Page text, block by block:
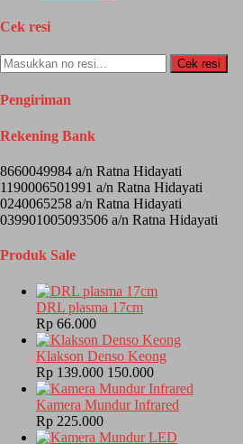
Cek resi
Cek resi
Pengiriman
Rekening Bank
8660049984 a/n Ratna Hidayati
1190006501991 a/n Ratna Hidayati
0240065258 a/n Ratna Hidayati
039901005093506 a/n Ratna Hidayati
Produk Sale
DRL plasma 17cm
Rp 66.000
Klakson Denso Keong
Rp 139.000 150.000
Kamera Mundur Infrared
Rp 225.000